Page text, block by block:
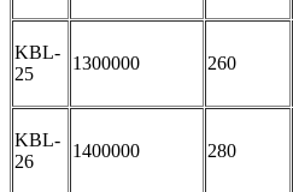
KBL-
25
1300000 260
KBL-
26
1400000 280